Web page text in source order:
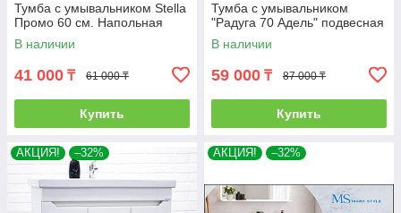
Тумба с умывальником Stella
Промо 60 см. Напольная
В наличии
41 000 ₸ 61 000 ₸
Купить
Тумба с умывальником
"Радуга 70 Адель" подвесная
В наличии
59 000 ₸ 87 000 ₸
Купить
АКЦИЯ! –32% АКЦИЯ! –32%